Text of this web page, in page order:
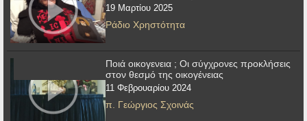
19 Μαρτίου 2025
Ράδιο Χρηστότητα
Ποιά οικογενεια ; Οι σύγχρονες προκλήσεις
στον θεσμό της οικογένειας
11 Φεβρουαρίου 2024
π. Γεώργιος Σχοινάς